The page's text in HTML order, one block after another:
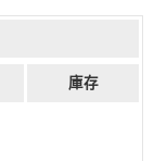
庫存